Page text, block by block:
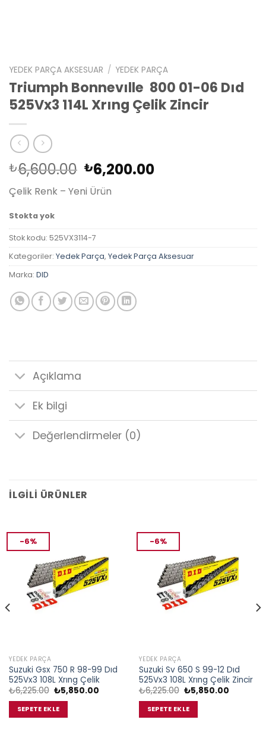
YEDEK PARÇA AKSESUAR / YEDEK PARÇA
Triumph Bonnevılle 800 01-06 Dıd
525Vx3 114L Xrıng Çelik Zincir
₺6,600.00 Orijinal
fiyat:
₺6,600.00.
₺6,200.00Şu
Çelik Renk – Yeni Ürün
Stokta yok
Stok kodu: 525VX3114-7
Kategoriler: Yedek Parça, Yedek Parça Aksesuar
Marka: DID
Açıklama
Ek bilgi
Değerlendirmeler (0)
İLGILI ÜRÜNLER
-6%
YEDEK PARÇA
Suzuki Gsx 750 R 98-99 Dıd
525Vx3 108L Xrıng Çelik
₺6,225.00 Orijinal
fiyat:
₺6,225.00.
₺5,850.00Şu
SEPETE EKLE
-6%
YEDEK PARÇA
Suzuki Sv 650 S 99-12 Dıd
525Vx3 108L Xrıng Çelik Zincir
₺6,225.00 Orijinal
fiyat:
₺6,225.00.
₺5,850.00Şu
SEPETE EKLE